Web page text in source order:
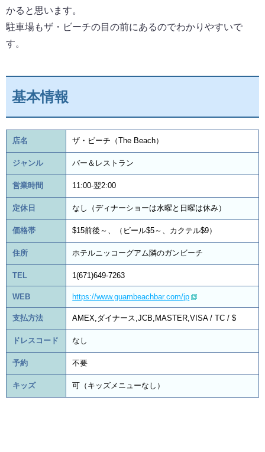
かると思います。
駐車場もザ・ビーチの目の前にあるのでわかりやすいで
す。
基本情報
店名 ザ・ビーチ（The Beach）
ジャンル バー＆レストラン
営業時間 11:00-翌2:00
定休日 なし（ディナーショーは水曜と日曜は休み）
価格帯 $15前後～、（ビール$5～、カクテル$9）
住所 ホテルニッコーグアム隣のガンビーチ
TEL 1(671)649-7263
WEB https://www.guambeachbar.com/jp
支払方法 AMEX,ダイナース,JCB,MASTER,VISA / TC / $
ドレスコード なし
予約 不要
キッズ 可（キッズメニューなし）